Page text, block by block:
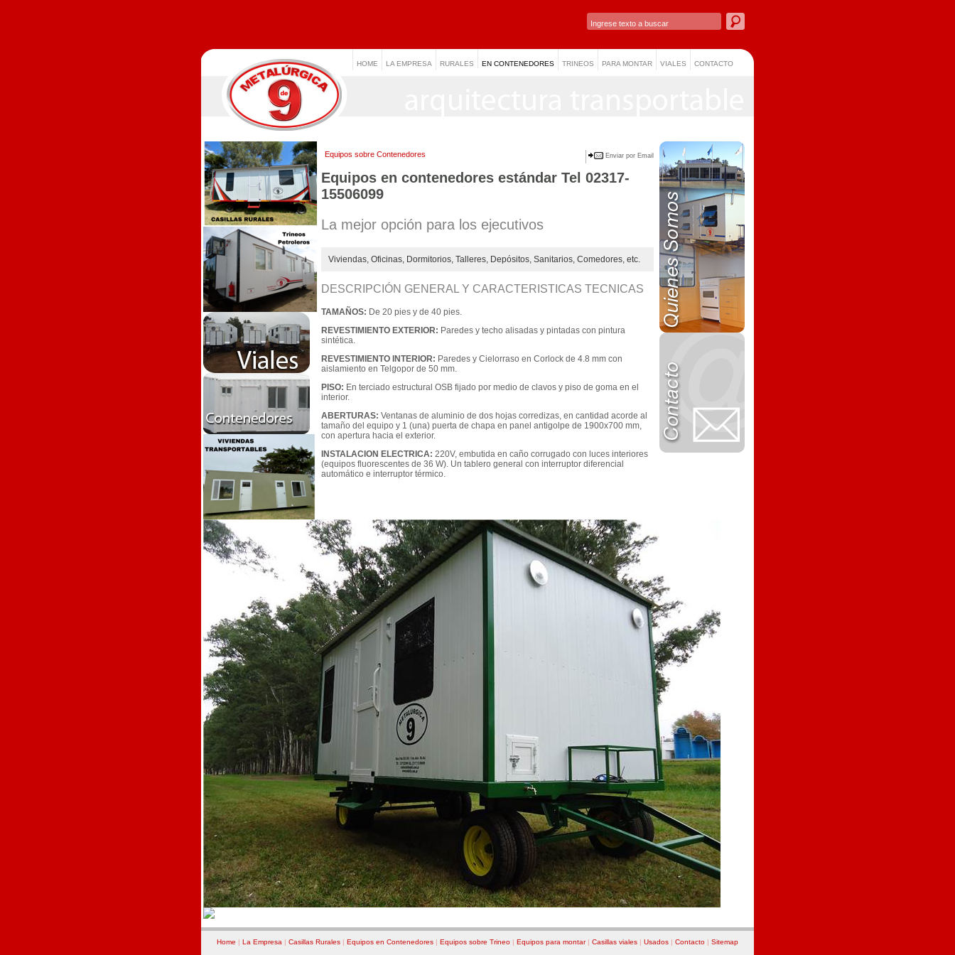
HOME LA EMPRESA RURALES EN CONTENEDORES TRINEOS PARA MONTAR VIALES CONTACTO
Enviar por Email
Equipos sobre Contenedores
Equipos en contenedores estándar Tel 02317-
15506099
La mejor opción para los ejecutivos
Viviendas, Oficinas, Dormitorios, Talleres, Depósitos, Sanitarios, Comedores, etc.
DESCRIPCIÓN GENERAL Y CARACTERISTICAS TECNICAS
TAMAÑOS: De 20 pies y de 40 pies.
REVESTIMIENTO EXTERIOR: Paredes y techo alisadas y pintadas con pintura
sintética.
REVESTIMIENTO INTERIOR: Paredes y Cielorraso en Corlock de 4.8 mm con
aislamiento en Telgopor de 50 mm.
PISO: En terciado estructural OSB fijado por medio de clavos y piso de goma en el
interior.
ABERTURAS: Ventanas de aluminio de dos hojas corredizas, en cantidad acorde al
tamaño del equipo y 1 (una) puerta de chapa en panel antigolpe de 1900x700 mm,
con apertura hacia el exterior.
INSTALACION ELECTRICA: 220V, embutida en caño corrugado con luces interiores
(equipos fluorescentes de 36 W). Un tablero general con interruptor diferencial
automático e interruptor térmico.
Home | La Empresa | Casillas Rurales | Equipos en Contenedores | Equipos sobre Trineo | Equipos para montar| Casillas viales | Usados | Contacto | Sitemap